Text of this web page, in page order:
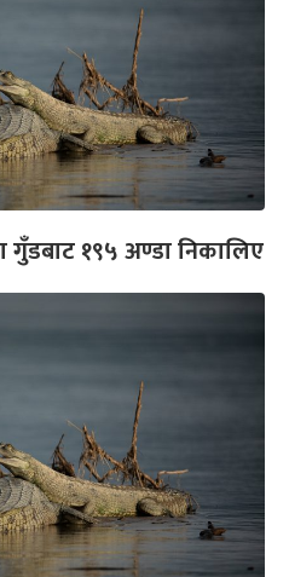
गुँडबाट १९५ अण्डा निकालिए